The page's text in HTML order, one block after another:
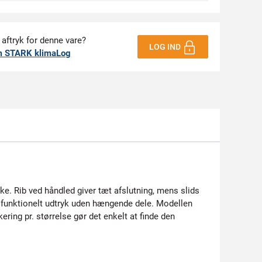
aftryk for denne vare?
STARK klimaLog
LOG IND
Rib ved håndled giver tæt afslutning, mens slids
udtryk uden hængende dele. Modellen
pr. størrelse gør det enkelt at finde den